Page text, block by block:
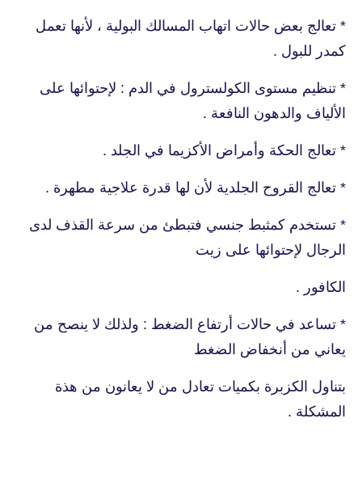
* تعالج بعض حالات اتهاب المسالك البولية ، لأنها تعمل
كمدر للبول .
* تنظيم مستوى الكولسترول في الدم : لإحتوائها على
الألياف والدهون النافعة .
* تعالج الحكة وأمراض الأكزيما في الجلد .
* تعالج القروح الجلدية لأن لها قدرة علاجية مطهرة .
* تستخدم كمثبط جنسي فتبطئ من سرعة القذف لدى
الرجال لإحتوائها على زيت
الكافور .
* تساعد في حالات أرتفاع الضغط : ولذلك لا ينصح من
يعاني من أنخفاض الضغط
بتناول الكزبرة بكميات تعادل من لا يعانون من هذة
المشكلة .